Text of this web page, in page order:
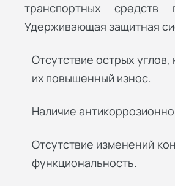
транспортных
Удерживающая защитная
Отсутствие острых
их повышенный износ.
Наличие
Отсутствие изменений
функциональность.